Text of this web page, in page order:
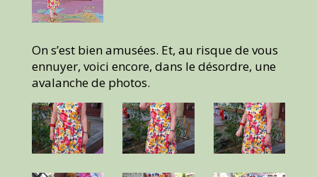
On s’est bien amusées. Et, au risque de vous
ennuyer, voici encore, dans le désordre, une
avalanche de photos.